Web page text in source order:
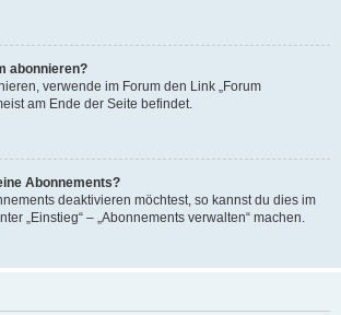
abonnieren?
verwende im Forum den Link „Forum
am Ende der Seite befindet.
Abonnements?
deaktivieren möchtest, so kannst du dies im
„Einstieg“ – „Abonnements verwalten“ machen.